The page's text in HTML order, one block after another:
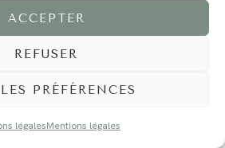
ACCEPTER
REFUSER
PRÉFÉRENCES
légalesMentions légales
Famille et Mariage - Nice - Côte d'Azur -